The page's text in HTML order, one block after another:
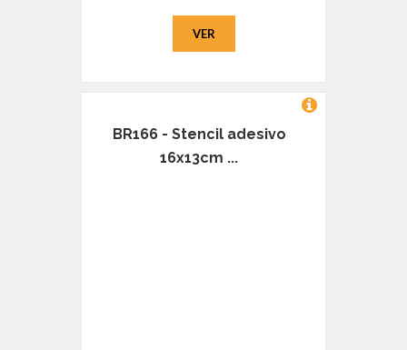
VER
BR166 - Stencil adesivo
16x13cm ...